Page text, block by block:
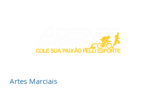
Artes Marciais